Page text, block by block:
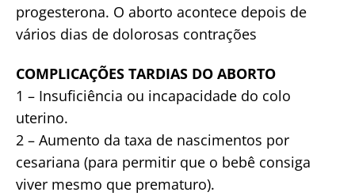
progesterona. O aborto acontece depois de
vários dias de dolorosas contrações
COMPLICAÇÕES TARDIAS DO ABORTO
1 – Insuficiência ou incapacidade do colo
uterino.
2 – Aumento da taxa de nascimentos por
cesariana (para permitir que o bebê consiga
viver mesmo que prematuro).